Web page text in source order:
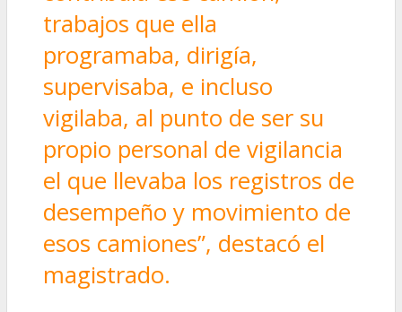
trabajos que ella
programaba, dirigía,
supervisaba, e incluso
vigilaba, al punto de ser su
propio personal de vigilancia
el que llevaba los registros de
desempeño y movimiento de
esos camiones”, destacó el
magistrado.